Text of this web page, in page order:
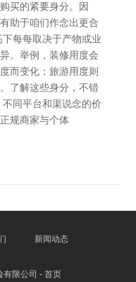
买的紧要身分。因
助于咱们作念出更合
每每取决于产物或业
。举例，装修用度会
而变化；旅游用度则
了解这些身分，不错
同平台和渠说念的价
规商家与个体
新闻动态
有限公司 - 首页